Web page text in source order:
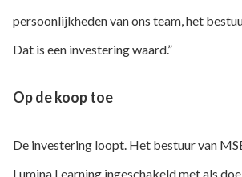
persoonlijkheden van ons team, het
Dat is een investering waard.”
Op de koop toe
De investering loopt. Het bestuur van
Lumina Learning ingeschakeld met als